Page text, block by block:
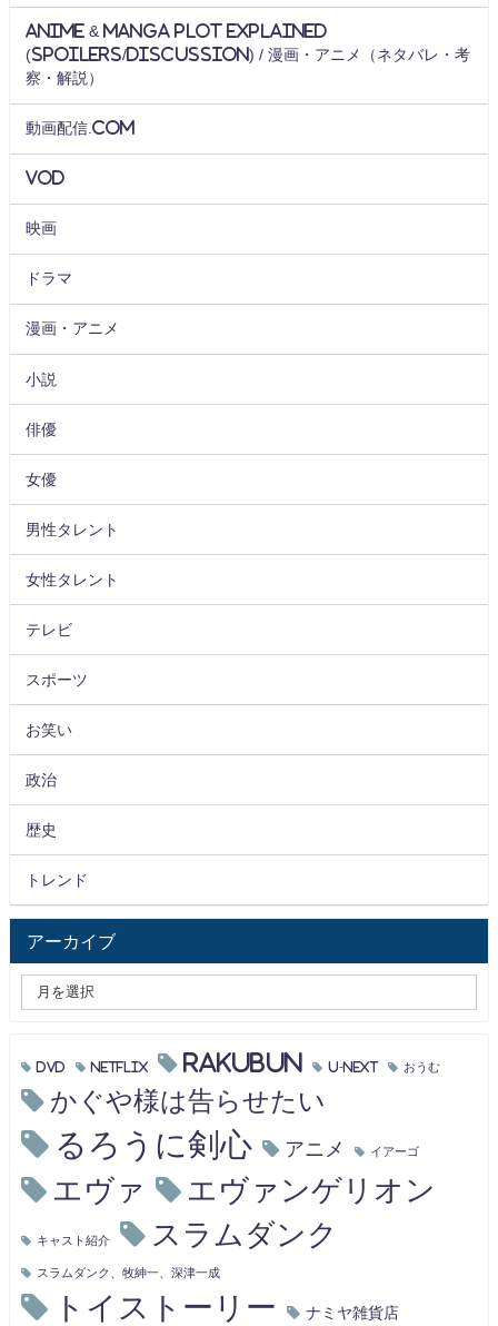
Anime & Manga Plot Explained
(Spoilers/Discussion) / 漫画・アニメ（ネタバレ・考
察・解説）
動画配信.com
VOD
映画
ドラマ
漫画・アニメ
小説
俳優
女優
男性タレント
女性タレント
テレビ
スポーツ
お笑い
政治
歴史
トレンド
アーカイブ
DVD Netflix RAKUBUN U-NEXT おうむ
かぐや様は告らせたい
るろうに剣心 アニメ イアーゴ
エヴァ エヴァンゲリオン
キャスト紹介 スラムダンク
スラムダンク、牧紳一、深津一成
トイストーリー ナミヤ雑貨店